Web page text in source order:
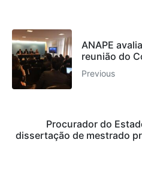
ANAPE
reunião do
Previous
Procurador do
dissertação de mestrado